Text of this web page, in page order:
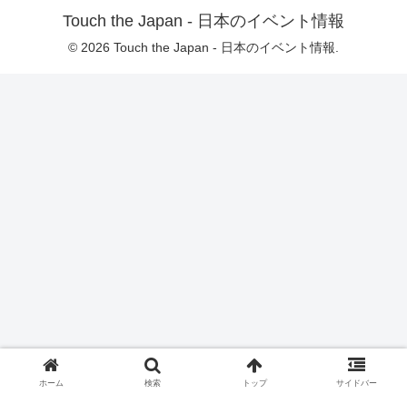
Touch the Japan - 日本のイベント情報
© 2026 Touch the Japan - 日本のイベント情報.
ホーム 検索 トップ サイドバー